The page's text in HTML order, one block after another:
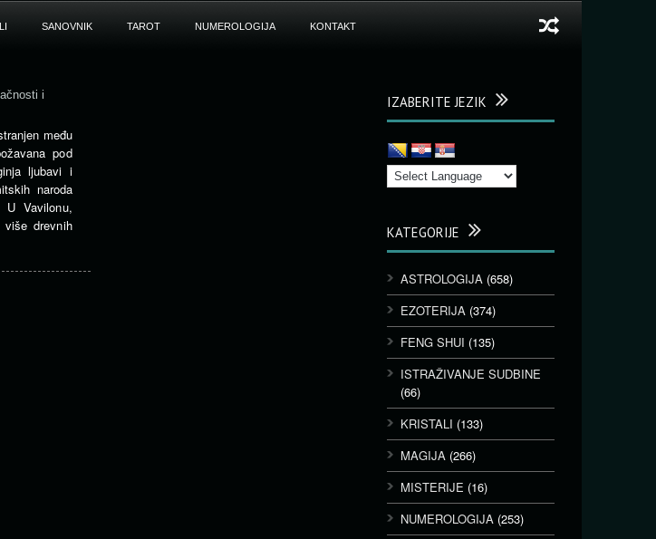
SANOVNIK TAROT NUMEROLOGIJA KONTAKT
i
među
pod
ljubavi i
naroda
Vavilonu,
više drevnih
IZABERITE JEZIK
KATEGORIJE
ASTROLOGIJA (658)
EZOTERIJA (374)
FENG SHUI (135)
ISTRAŽIVANJE SUDBINE
(66)
KRISTALI (133)
MAGIJA (266)
MISTERIJE (16)
NUMEROLOGIJA (253)